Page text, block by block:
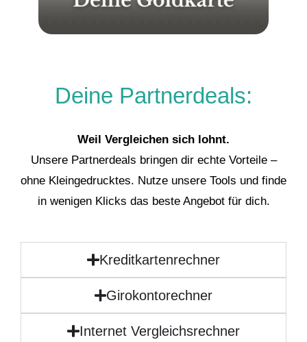
Deine Partnerdeals:
Weil Vergleichen sich lohnt.
Unsere Partnerdeals bringen dir echte Vorteile –
ohne Kleingedrucktes. Nutze unsere Tools und finde
in wenigen Klicks das beste Angebot für dich.
Kreditkartenrechner
Girokontorechner
Internet Vergleichsrechner